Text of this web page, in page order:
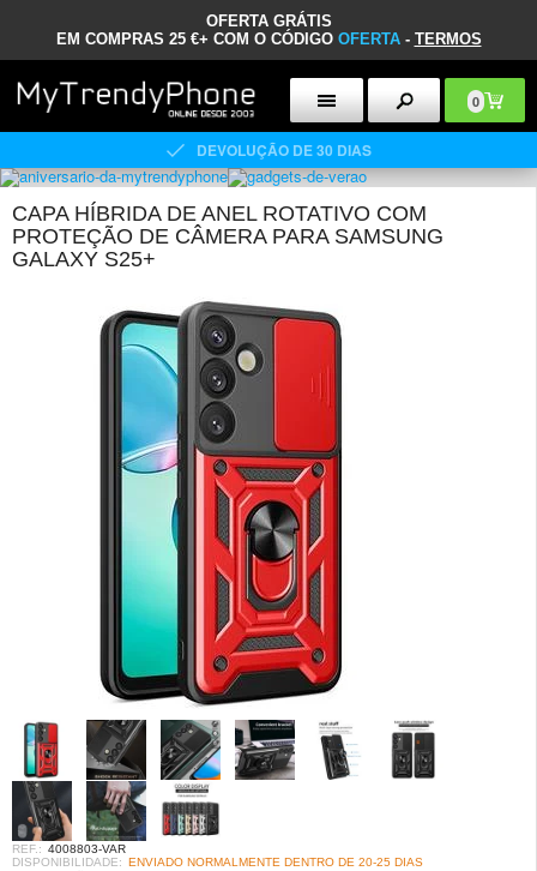
OFERTA GRÁTIS
EM COMPRAS 25 €+ COM O CÓDIGO OFERTA- TERMOS
0
DEVOLUÇÃO DE 30 DIAS
CAPA HÍBRIDA DE ANEL ROTATIVO COM
PROTEÇÃO DE CÂMERA PARA SAMSUNG
GALAXY S25+
REF.: 4008803-VAR
DISPONIBILIDADE: ENVIADO NORMALMENTE DENTRO DE 20-25 DIAS